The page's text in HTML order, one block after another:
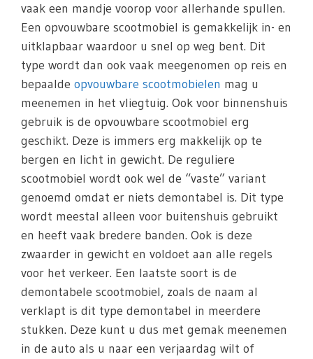
vaak een mandje voorop voor allerhande spullen.
Een opvouwbare scootmobiel is gemakkelijk in- en
uitklapbaar waardoor u snel op weg bent. Dit
type wordt dan ook vaak meegenomen op reis en
bepaalde opvouwbare scootmobielen mag u
meenemen in het vliegtuig. Ook voor binnenshuis
gebruik is de opvouwbare scootmobiel erg
geschikt. Deze is immers erg makkelijk op te
bergen en licht in gewicht. De reguliere
scootmobiel wordt ook wel de “vaste” variant
genoemd omdat er niets demontabel is. Dit type
wordt meestal alleen voor buitenshuis gebruikt
en heeft vaak bredere banden. Ook is deze
zwaarder in gewicht en voldoet aan alle regels
voor het verkeer. Een laatste soort is de
demontabele scootmobiel, zoals de naam al
verklapt is dit type demontabel in meerdere
stukken. Deze kunt u dus met gemak meenemen
in de auto als u naar een verjaardag wilt of